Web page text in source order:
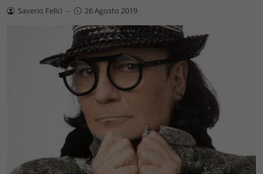
Saverio Felici - 26 Agosto 2019